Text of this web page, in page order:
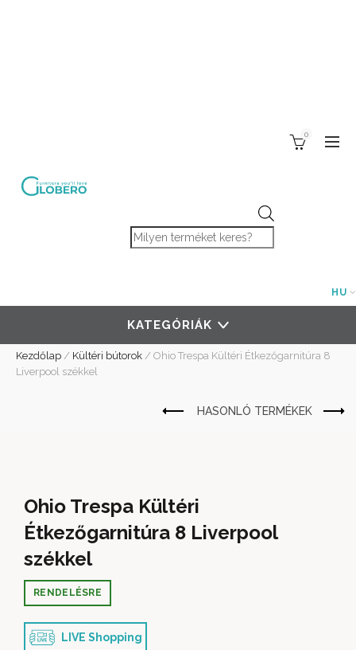
Products search
0
HU
KATEGÓRIÁK
Kezdőlap / Kültéri bútorok / Ohio Trespa Kültéri Étkezőgarnitúra 8
Liverpool székkel
Ohio Trespa Kültéri
Étkezőgarnitúra 8 Liverpool
székkel
RENDELÉSRE
LIVE Shopping